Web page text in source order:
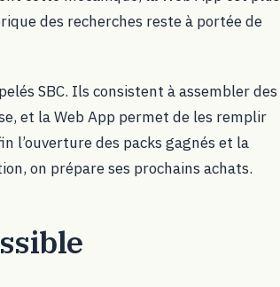
des recherches reste à portée de
SBC. Ils consistent à assembler des
et la Web App permet de les remplir
l’ouverture des packs gagnés et la
on prépare ses prochains achats.